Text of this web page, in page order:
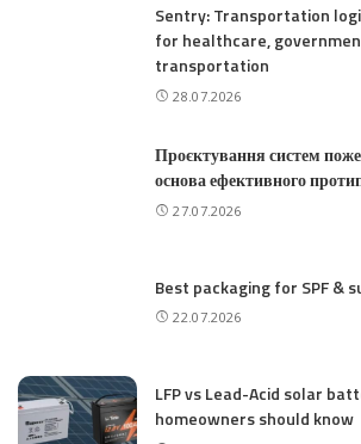
Sentry: Transportation
for healthcare,
transportation
28.07.2026
Проєктування систем
основа ефективного
27.07.2026
Best packaging for SPF &
22.07.2026
LFP vs Lead-Acid solar
homeowners should know